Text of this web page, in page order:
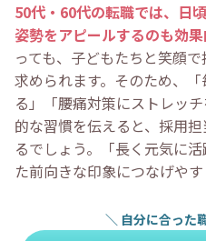
50代・60代の転職では、日
姿勢をアピールするのも効
っても、子どもたちと笑顔で
求められます。そのため、「
る」「腰痛対策にストレッ
的な習慣を伝えると、採用担
るでしょう。「長く元気に
た前向きな印象につなげやす
＼ 自分に合った